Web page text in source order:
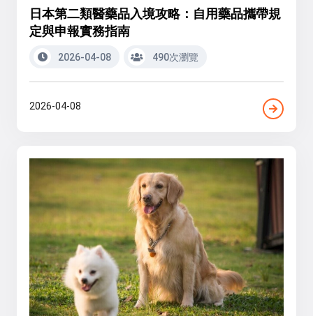
日本第二類醫藥品入境攻略：自用藥品攜帶規
定與申報實務指南
2026-04-08 490次瀏覽
2026-04-08